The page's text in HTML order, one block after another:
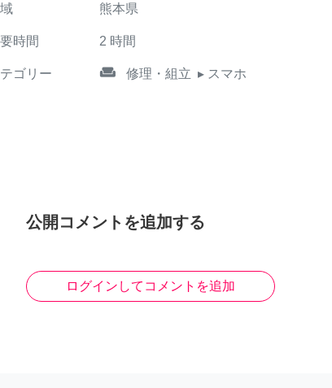
熊本県
時間 2 時間
ゴリー weekend 修理・組立 ▸ スマホ
公開コメントを追加する
ログインしてコメントを追加